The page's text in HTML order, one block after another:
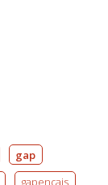
gap
gapençais